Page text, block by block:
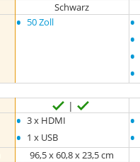
Schwarz
• 50 Zoll •
•
•
•
• 3 x HDMI
• 1 x USB
•
•
96,5 x 60,8 x 23,5 cm